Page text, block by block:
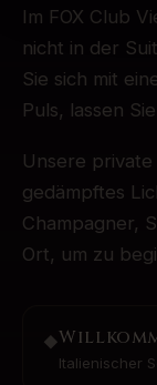
Im FOX Club
nicht in der
Sie sich mit
Puls, lassen
Unsere
gedämpftes
Champagner,
Ort, um zu
◆
Italienischer